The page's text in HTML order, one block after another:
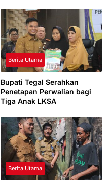
Berita Utama
Bupati Tegal Serahkan
Penetapan Perwalian bagi
Tiga Anak LKSA
Berita Utama